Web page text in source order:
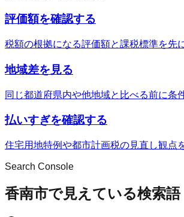
評価額を確認する
税額の根拠になる評価額と課税標準を先
地域差を見る
同じ都道府県内や他地域と比べる前に条
払いすぎを確認する
住宅用地特例や都市計画税の見直し観点
Search Console
香南市で見えている検索語